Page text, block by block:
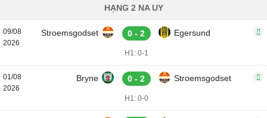
HẠNG 2 NA UY
09/08
2026
Stroemsgodset 0 - 2 Egersund
H1: 0-1
01/08
2026
Bryne 0 - 2 Stroemsgodset
H1: 0-0